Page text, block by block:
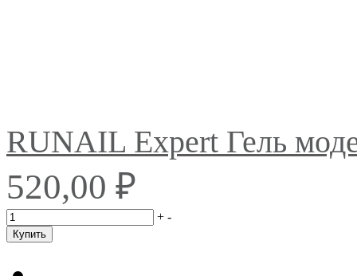
RUNAIL Expert Гель
520,00 ₽
+ -
Купить